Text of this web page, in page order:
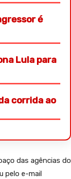
é
Lula para
corrida ao
das agências do
pelo e-mail